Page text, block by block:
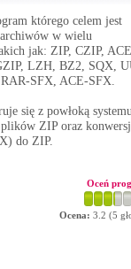
którego celem jest
w wielu
jak: ZIP, CZIP,
LZH, BZ2, SQX,
SFX, ACE-SFX.
się z powłoką
ZIP oraz
do ZIP.
Oceń
Ocena: 3.2 (5